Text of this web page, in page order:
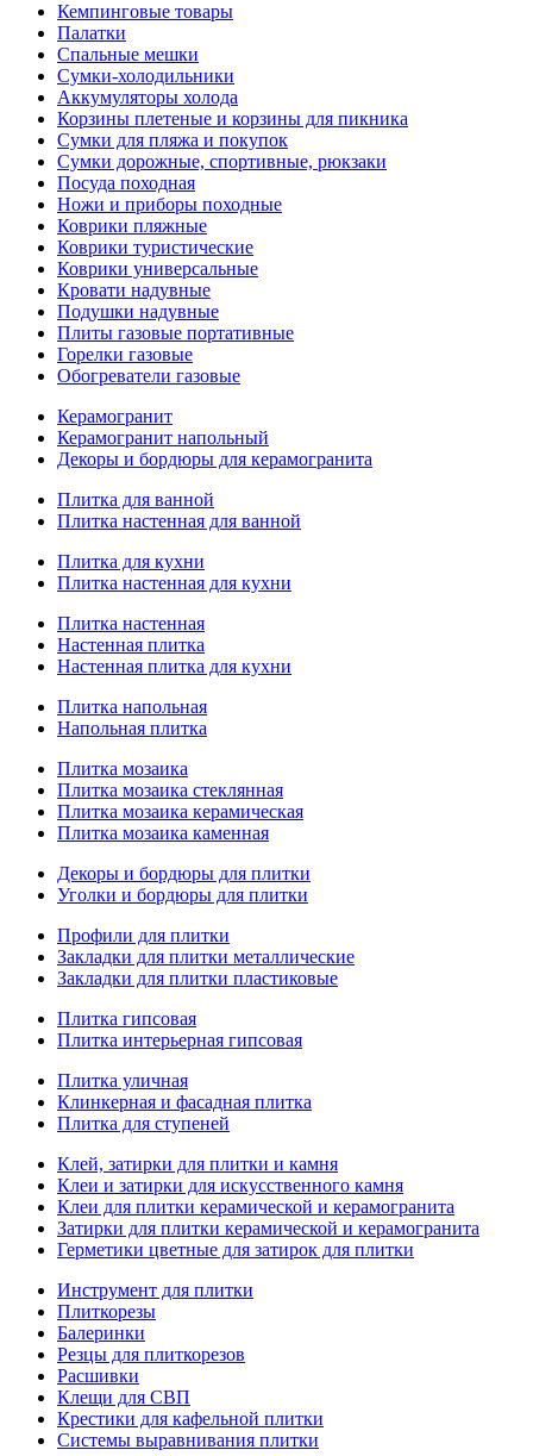
Кемпинговые товары
Палатки
Спальные мешки
Сумки-холодильники
Аккумуляторы холода
Корзины плетеные и корзины для пикника
Сумки для пляжа и покупок
Сумки дорожные, спортивные, рюкзаки
Посуда походная
Ножи и приборы походные
Коврики пляжные
Коврики туристические
Коврики универсальные
Кровати надувные
Подушки надувные
Плиты газовые портативные
Горелки газовые
Обогреватели газовые
Керамогранит
Керамогранит напольный
Декоры и бордюры для керамогранита
Плитка для ванной
Плитка настенная для ванной
Плитка для кухни
Плитка настенная для кухни
Плитка настенная
Настенная плитка
Настенная плитка для кухни
Плитка напольная
Напольная плитка
Плитка мозаика
Плитка мозаика стеклянная
Плитка мозаика керамическая
Плитка мозаика каменная
Декоры и бордюры для плитки
Уголки и бордюры для плитки
Профили для плитки
Закладки для плитки металлические
Закладки для плитки пластиковые
Плитка гипсовая
Плитка интерьерная гипсовая
Плитка уличная
Клинкерная и фасадная плитка
Плитка для ступеней
Клей, затирки для плитки и камня
Клеи и затирки для искусственного камня
Клеи для плитки керамической и керамогранита
Затирки для плитки керамической и керамогранита
Герметики цветные для затирок для плитки
Инструмент для плитки
Плиткорезы
Балеринки
Резцы для плиткорезов
Расшивки
Клещи для СВП
Крестики для кафельной плитки
Системы выравнивания плитки